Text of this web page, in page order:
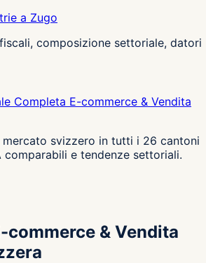
a Zugo
composizione settoriale, datori
Completa E-commerce & Vendita
svizzero in tutti i 26 cantoni
comparabili e tendenze settoriali.
commerce & Vendita